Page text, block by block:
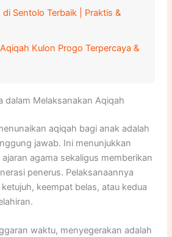
Sentolo Terbaik | Praktis &
Kulon Progo Terpercaya &
dalam Melaksanakan Aqiqah
aqiqah bagi anak adalah
jawab. Ini menunjukkan
agama sekaligus memberikan
penerus. Pelaksanaannya
keempat belas, atau kedua
waktu, menyegerakan adalah